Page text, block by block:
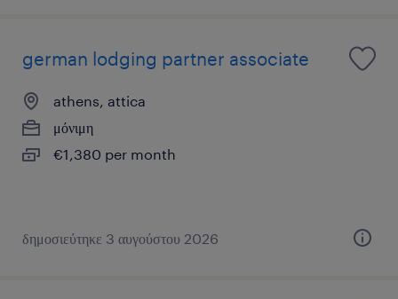
german lodging partner associate
athens, attica
μόνιμη
€1,380 per month
δημοσιεύτηκε 3 αυγούστου 2026